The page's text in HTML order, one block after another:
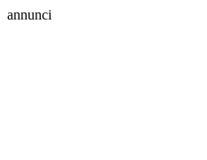
annunci